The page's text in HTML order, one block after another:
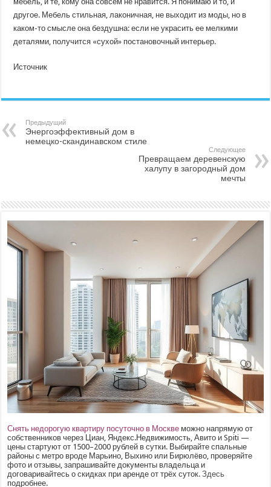
другое. Мебель стильная, лаконичная, не выходит из моды, но в
каком-то смысле она бездушна: если не украсить ее мелкими
деталями, получится «сухой» постановочный интерьер.
Источник
Предыдущий
Энергоэффективный дом в
немецко-скандинавском стиле
Следующее
Превращаем деревенскую
халупу в загородный дом
мечты
Снять недорогую квартиру посуточно в Москве можно напрямую от
собственников через Циан, Яндекс.Недвижимость, Авито и Spiti —
цены стартуют от 1500–2000 рублей в сутки. Выбирайте спальные
районы с метро вроде Марьино, Выхино или Бирюлёво, проверяйте
фото и отзывы, запрашивайте документы владельца и
договаривайтесь о скидках при аренде от трёх суток.Здесь
подробнее.